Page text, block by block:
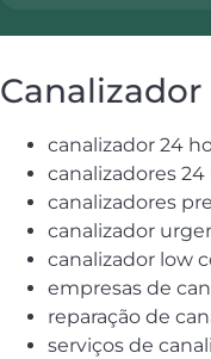
canalizador 24
canalizadores 24
canalizadores
canalizador
canalizador low
empresas de
reparação de
serviços de